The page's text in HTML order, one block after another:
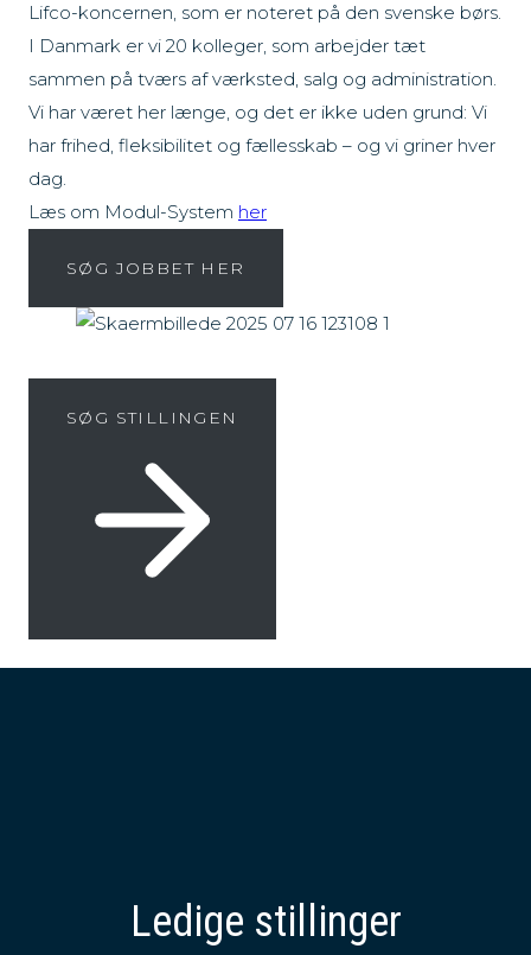
Lifco-koncernen, som er noteret på den svenske børs.
I Danmark er vi 20 kolleger, som arbejder tæt
sammen på tværs af værksted, salg og administration.
Vi har været her længe, og det er ikke uden grund: Vi
har frihed, fleksibilitet og fællesskab – og vi griner hver
dag.
Læs om Modul-System her
SØG JOBBET HER
SØG STILLINGEN
Ledige stillinger